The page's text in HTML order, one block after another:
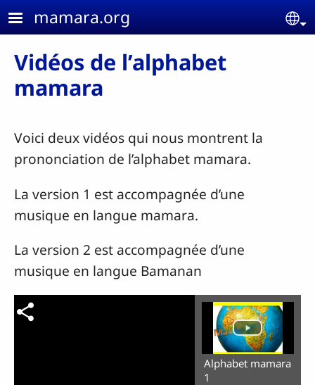
Aller au contenu principal
mamara.org
Vidéos de l’alphabet
mamara
Voici deux vidéos qui nous montrent la
prononciation de l’alphabet mamara.
La version 1 est accompagnée d’une
musique en langue mamara.
La version 2 est accompagnée d’une
musique en langue Bamanan
Alphabet mamara
1